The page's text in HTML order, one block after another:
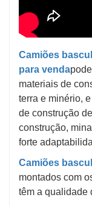
Camiões
para venda
materiais de
terra e minério,
de construção
construção,
forte
Camiões
montados com
têm a qualidade